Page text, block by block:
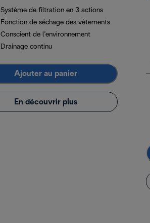
Système de filtration en 3 actions
Fonction de séchage des vêtements
Conscient de l’environnement
Drainage continu
Ajouter au panier
En découvrir plus